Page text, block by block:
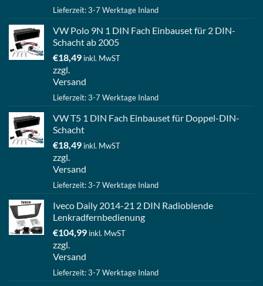
Lieferzeit: 3-7 Werktage Inland
VW Polo 9N 1 DIN Fach Einbauset für 2 DIN-
Schacht ab 2005
€18,49 inkl. MwST
zzgl.
Versand
Lieferzeit: 3-7 Werktage Inland
VW T5 1 DIN Fach Einbauset für Doppel-DIN-
Schacht
€18,49 inkl. MwST
zzgl.
Versand
Lieferzeit: 3-7 Werktage Inland
Iveco Daily 2014-21 2 DIN Radioblende
Lenkradfernbedienung
€104,99 inkl. MwST
zzgl.
Versand
Lieferzeit: 3-7 Werktage Inland